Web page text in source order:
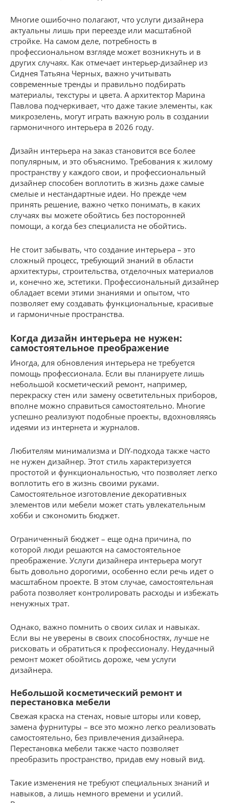
Многие ошибочно полагают, что услуги дизайнера
актуальны лишь при переезде или масштабной
стройке. На самом деле, потребность в
профессиональном взгляде может возникнуть и в
других случаях. Как отмечает интерьер-дизайнер из
Сиднея Татьяна Черных, важно учитывать
современные тренды и правильно подбирать
материалы, текстуры и цвета. А архитектор Марина
Павлова подчеркивает, что даже такие элементы, как
микрозелень, могут играть важную роль в создании
гармоничного интерьера в 2026 году.
Дизайн интерьера на заказ становится все более
популярным, и это объяснимо. Требования к жилому
пространству у каждого свои, и профессиональный
дизайнер способен воплотить в жизнь даже самые
смелые и нестандартные идеи. Но прежде чем
принять решение, важно четко понимать, в каких
случаях вы можете обойтись без посторонней
помощи, а когда без специалиста не обойтись.
Не стоит забывать, что создание интерьера – это
сложный процесс, требующий знаний в области
архитектуры, строительства, отделочных материалов
и, конечно же, эстетики. Профессиональный дизайнер
обладает всеми этими знаниями и опытом, что
позволяет ему создавать функциональные, красивые
и гармоничные пространства.
Когда дизайн интерьера не нужен:
самостоятельное преображение
Иногда, для обновления интерьера не требуется
помощь профессионала. Если вы планируете лишь
небольшой косметический ремонт, например,
перекраску стен или замену осветительных приборов,
вполне можно справиться самостоятельно. Многие
успешно реализуют подобные проекты, вдохновляясь
идеями из интернета и журналов.
Любителям минимализма и DIY-подхода также часто
не нужен дизайнер. Этот стиль характеризуется
простотой и функциональностью, что позволяет легко
воплотить его в жизнь своими руками.
Самостоятельное изготовление декоративных
элементов или мебели может стать увлекательным
хобби и сэкономить бюджет.
Ограниченный бюджет – еще одна причина, по
которой люди решаются на самостоятельное
преображение. Услуги дизайнера интерьера могут
быть довольно дорогими, особенно если речь идет о
масштабном проекте. В этом случае, самостоятельная
работа позволяет контролировать расходы и избежать
ненужных трат.
Однако, важно помнить о своих силах и навыках.
Если вы не уверены в своих способностях, лучше не
рисковать и обратиться к профессионалу. Неудачный
ремонт может обойтись дороже, чем услуги
дизайнера.
Небольшой косметический ремонт и
перестановка мебели
Свежая краска на стенах, новые шторы или ковер,
замена фурнитуры – все это можно легко реализовать
самостоятельно, без привлечения дизайнера.
Перестановка мебели также часто позволяет
преобразить пространство, придав ему новый вид.
Такие изменения не требуют специальных знаний и
навыков, а лишь немного времени и усилий.